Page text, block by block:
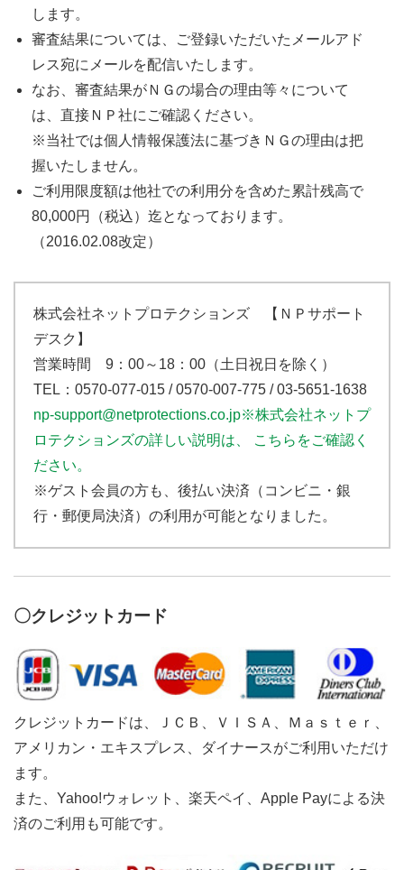
します。
審査結果については、ご登録いただいたメールアド
レス宛にメールを配信いたします。
なお、審査結果がＮＧの場合の理由等々について
は、直接ＮＰ社にご確認ください。
※当社では個人情報保護法に基づきＮＧの理由は把
握いたしません。
ご利用限度額は他社での利用分を含めた累計残高で
80,000円（税込）迄となっております。
（2016.02.08改定）
株式会社ネットプロテクションズ 【ＮＰサポート
デスク】
営業時間 9：00～18：00（土日祝日を除く）
TEL：0570-077-015 / 0570-007-775 / 03-5651-1638
np-support@netprotections.co.jp※株式会社ネットプ
ロテクションズの詳しい説明は、 こちらをご確認く
ださい。
※ゲスト会員の方も、後払い決済（コンビニ・銀
行・郵便局決済）の利用が可能となりました。
〇クレジットカード
クレジットカードは、ＪＣＢ、ＶＩＳＡ、Ｍａｓｔｅｒ、
アメリカン・エキスプレス、ダイナースがご利用いただけ
ます。
また、Yahoo!ウォレット、楽天ペイ、Apple Payによる決
済のご利用も可能です。